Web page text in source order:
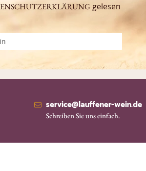
gelesen
service@lauffener-wein.de
Schreiben Sie uns einfach.